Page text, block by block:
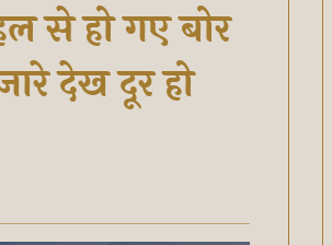
से हो गए बोर
देख दूर हो